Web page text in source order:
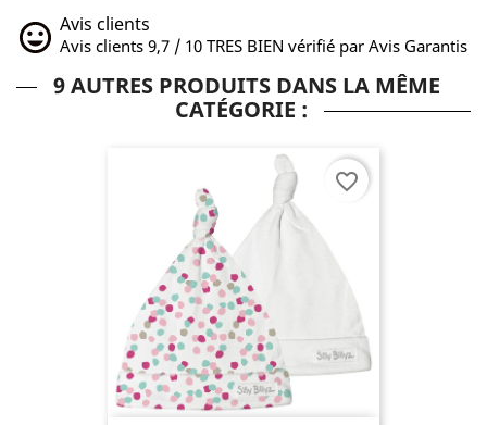
Avis clients
Avis clients 9,7 / 10 TRES BIEN vérifié par Avis Garantis
9 AUTRES PRODUITS DANS LA MÊME
CATÉGORIE :
favorite_border